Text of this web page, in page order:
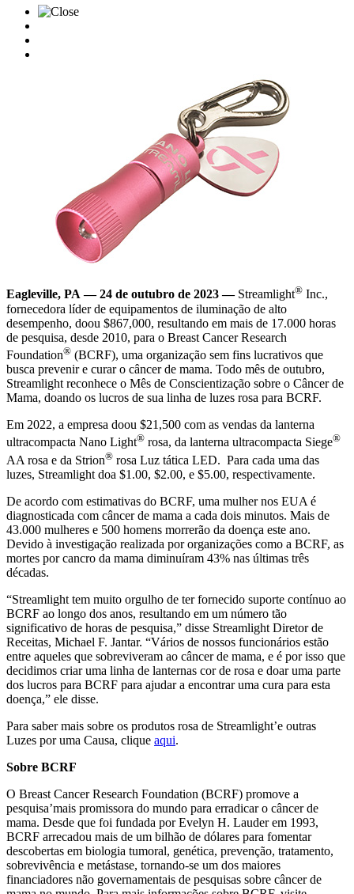
Eagleville, PA — 24 de outubro de 2023 —Streamlight® Inc.,
fornecedora líder de equipamentos de iluminação de alto
desempenho, doou $867,000, resultando em mais de 17.000 horas
de pesquisa, desde 2010, para o Breast Cancer Research
Foundation® (BCRF), uma organização sem fins lucrativos que
busca prevenir e curar o câncer de mama. Todo mês de outubro,
Streamlight reconhece o Mês de Conscientização sobre o Câncer de
Mama, doando os lucros de sua linha de luzes rosa para BCRF.
Em 2022, a empresa doou $21,500 com as vendas da lanterna
ultracompacta Nano Light® rosa, da lanterna ultracompacta Siege®
AA rosa e da Strion® rosa Luz tática LED. Para cada uma das
luzes, Streamlight doa $1.00, $2.00, e $5.00, respectivamente.
De acordo com estimativas do BCRF, uma mulher nos EUA é
diagnosticada com câncer de mama a cada dois minutos. Mais de
43.000 mulheres e 500 homens morrerão da doença este ano.
Devido à investigação realizada por organizações como a BCRF, as
mortes por cancro da mama diminuíram 43% nas últimas três
décadas.
“Streamlight tem muito orgulho de ter fornecido suporte contínuo ao
BCRF ao longo dos anos, resultando em um número tão
significativo de horas de pesquisa,” disse Streamlight Diretor de
Receitas, Michael F. Jantar. “Vários de nossos funcionários estão
entre aqueles que sobreviveram ao câncer de mama, e é por isso que
decidimos criar uma linha de lanternas cor de rosa e doar uma parte
dos lucros para BCRF para ajudar a encontrar uma cura para esta
doença,” ele disse.
Para saber mais sobre os produtos rosa de Streamlight’e outras
Luzes por uma Causa, clique aqui.
Sobre BCRF
O Breast Cancer Research Foundation (BCRF) promove a
pesquisa’mais promissora do mundo para erradicar o câncer de
mama. Desde que foi fundada por Evelyn H. Lauder em 1993,
BCRF arrecadou mais de um bilhão de dólares para fomentar
descobertas em biologia tumoral, genética, prevenção, tratamento,
sobrevivência e metástase, tornando-se um dos maiores
financiadores não governamentais de pesquisas sobre câncer de